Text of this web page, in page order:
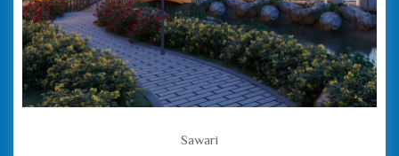
Sawari